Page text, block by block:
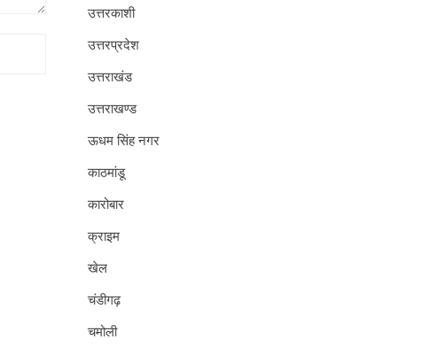
उत्तरकाशी
उत्तरप्रदेश
उत्तराखंड
उत्तराखण्ड
ऊधम सिंह नगर
काठमांडू
कारोबार
क्राइम
खेल
चंडीगढ़
चमोली